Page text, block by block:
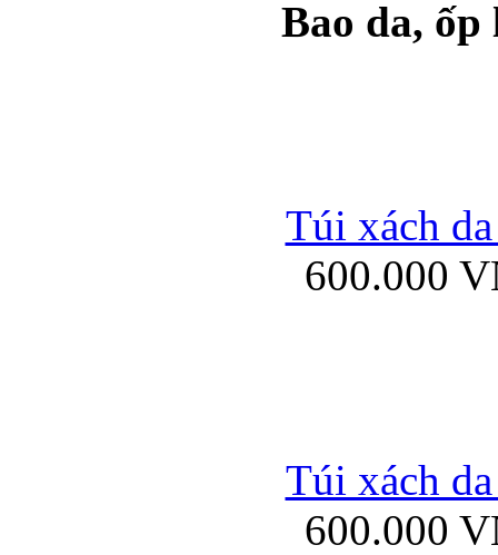
Ốp lưng silicon
Ốp lưng Samsung
Bao da,
Túi xách
600.000
Túi xách
600.000